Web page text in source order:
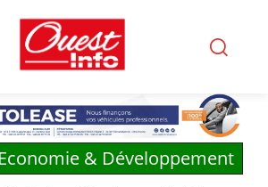
Economie & Développement